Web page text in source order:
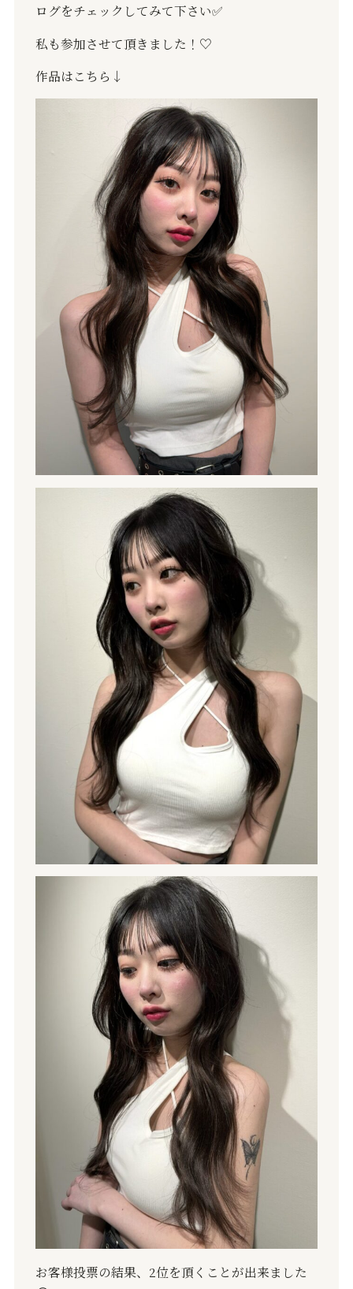
ログをチェックしてみて下さい✅
私も参加させて頂きました！♡
作品はこちら↓
お客様投票の結果、2位を頂くことが出来ました